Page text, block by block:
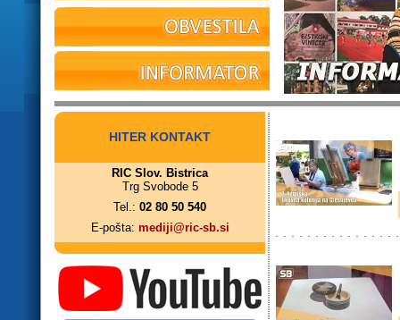
HITER KONTAKT
RIC Slov. Bistrica
Trg Svobode 5
Tel.: 02 80 50 540
E-pošta: mediji@ric-sb.si